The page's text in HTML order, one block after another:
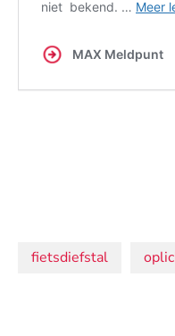
fietsdiefstal